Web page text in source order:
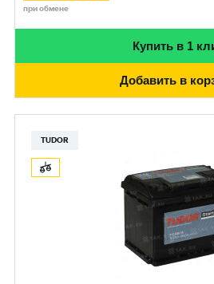
при обмене
Купить в 1
Добавить в
TUDOR